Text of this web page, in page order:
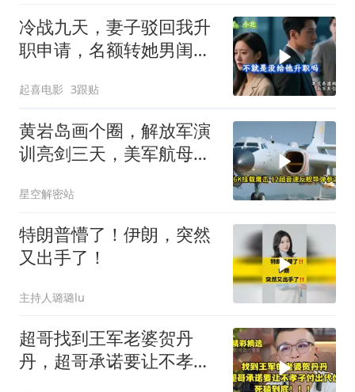
冷战九天，妻子驳回我升
职申请，名额转她男闺
起喜电影 3跟贴
黄岩岛画个圈，解放军演
训亮剑三天，美军航母从
星空解密站
特朗普懵了！伊朗，突然
又出手了！
主持人璐璐lu
超哥找到王军老婆贺丹
丹，超哥承诺要让不孝子